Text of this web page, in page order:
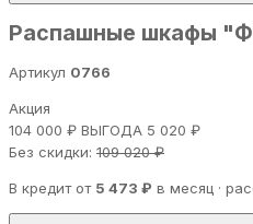
Распашные шкафы
Артикул 0766
Акция
104 000 ₽ ВЫГОДА 5 020 ₽
Без скидки: 109 020 ₽
В кредит от 5 473 ₽ в месяц ·